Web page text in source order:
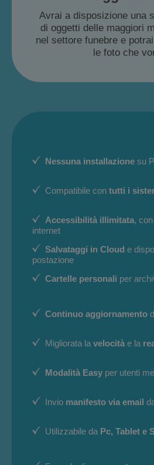
Avrai a disposizione una
di oggetti delle maggiori
nel settore funebre e
le foto che
Nessuna installazione su
Compatibile contutti i
Accessibilità illimitata,
internet
Salvataggi in Cloud e
postazione
Cartelle personali per
Continuo aggiornamento
Migliorata lavelocità e la
Modalità Easy per utenti
Invio manifesto via email
Utilizzabile da Pc, Tablet e